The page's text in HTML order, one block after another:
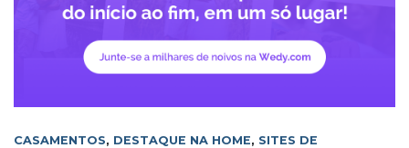
CASAMENTOS, DESTAQUE NA HOME, SITES DE